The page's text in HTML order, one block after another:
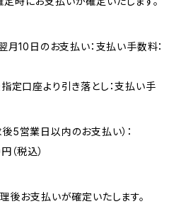
月10日のお支払い：支払い手数料：
定口座より引き落とし：支払い手
5営業日以内のお支払い）：
（税込）
後お支払いが確定いたします。